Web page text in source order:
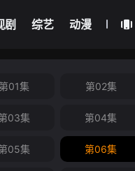
剧 综艺 动漫
第01集 第02集
03集 第04集
05集 第06集